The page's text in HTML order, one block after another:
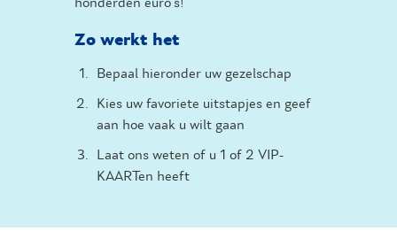
Zo werkt het
Bepaal hieronder uw gezelschap
Kies uw favoriete uitstapjes en geef
aan hoe vaak u wilt gaan
Laat ons weten of u 1 of 2 VIP-
KAARTen heeft